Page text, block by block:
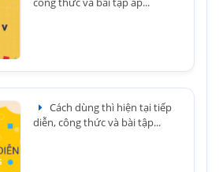
Cách dùng thì hiện tại tiếp
diễn, công thức và bài tập...